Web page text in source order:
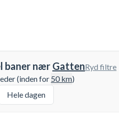
baner nær Gatten
(inden for 50km)
Ryd filtre
Hele dagen